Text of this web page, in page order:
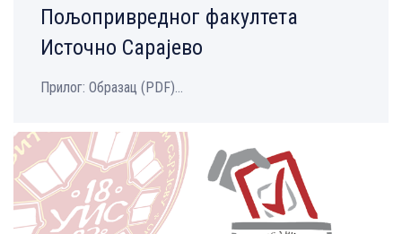
Пољопривредног факултета
Источно Сарајево
Прилог: Образац (PDF)...